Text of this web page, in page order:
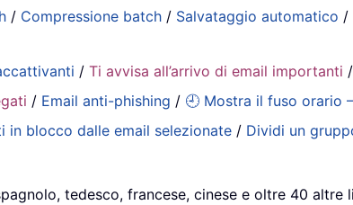
/ Compressione batch / Salvataggio automatico /
/Ti avvisa all’arrivo di email importanti /
/ Email anti-phishing / 🕘 Mostra il fuso orario
in blocco dalle email selezionate / Dividi un
tedesco, francese, cinese e oltre 40 altre